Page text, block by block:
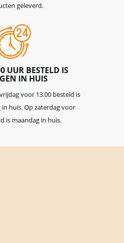
geleverd.
UUR BESTELD IS
IN HUIS
voor 13.00 besteld is
huis. Op zaterdag voor
is maandag in huis.